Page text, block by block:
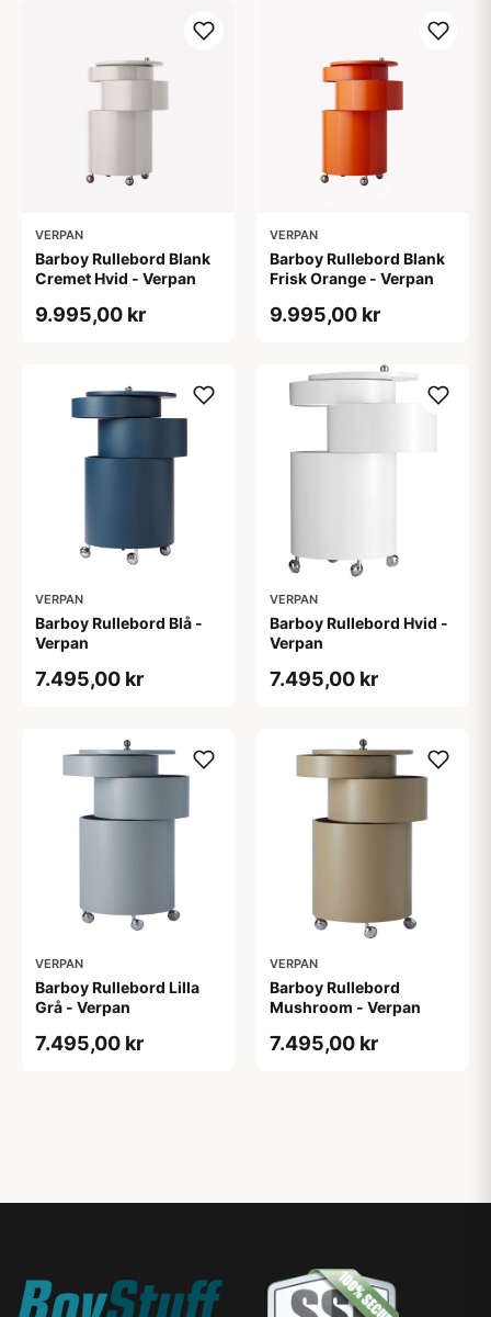
VERPAN
Barboy Rullebord Blank
Cremet Hvid - Verpan
9.995,00 kr
VERPAN
Barboy Rullebord Blank
Frisk Orange - Verpan
9.995,00 kr
VERPAN
Barboy Rullebord Blå -
Verpan
7.495,00 kr
VERPAN
Barboy Rullebord Hvid -
Verpan
7.495,00 kr
VERPAN
Barboy Rullebord Lilla
Grå - Verpan
7.495,00 kr
VERPAN
Barboy Rullebord
Mushroom - Verpan
7.495,00 kr